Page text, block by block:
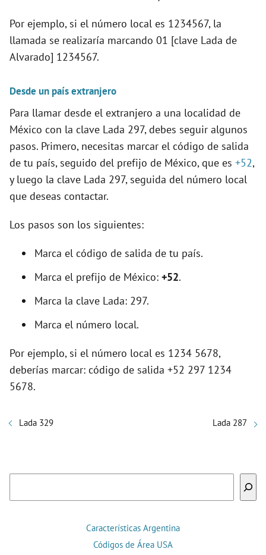
Por ejemplo, si el número local es 1234567, la
llamada se realizaría marcando 01 [clave Lada de
Alvarado] 1234567.
Desde un país extranjero
Para llamar desde el extranjero a una localidad de
México con la clave Lada 297, debes seguir algunos
pasos. Primero, necesitas marcar el código de salida
de tu país, seguido del prefijo de México, que es +52,
y luego la clave Lada 297, seguida del número local
que deseas contactar.
Los pasos son los siguientes:
Marca el código de salida de tu país.
Marca el prefijo de México: +52.
Marca la clave Lada: 297.
Marca el número local.
Por ejemplo, si el número local es 1234 5678,
deberías marcar: código de salida +52 297 1234
5678.
Lada 329 Lada 287
Características Argentina
Códigos de Área USA